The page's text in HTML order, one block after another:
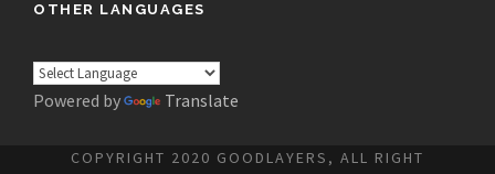
OTHER LANGUAGES
Powered by Translate
COPYRIGHT 2020 GOODLAYERS, ALL RIGHT